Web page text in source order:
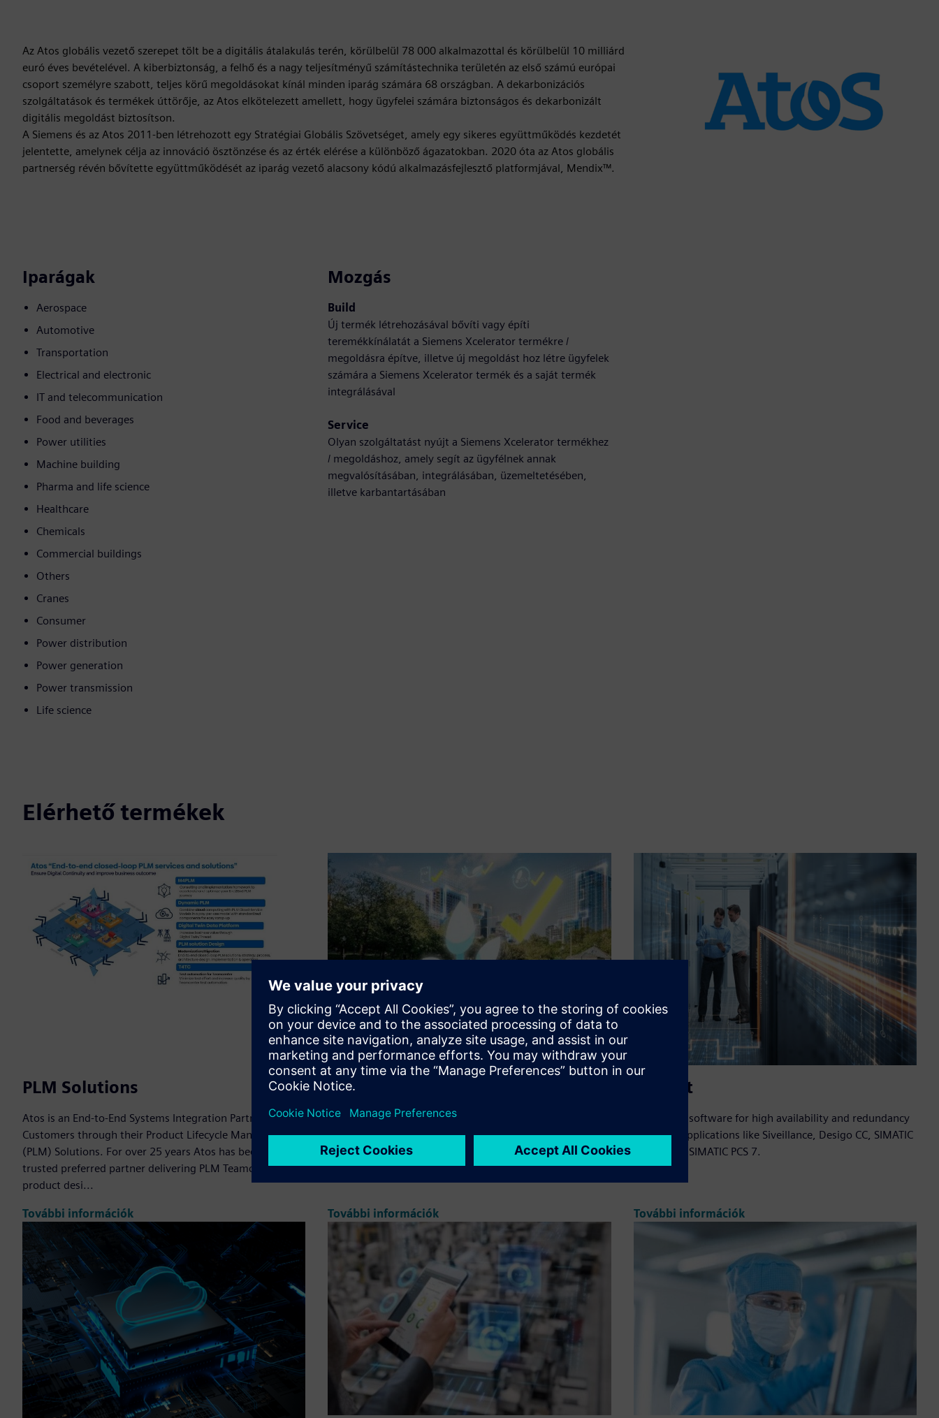
Az Atos globális vezető szerepet tölt be a digitális átalakulás terén, körülbelül 78 000 alkalmazottal és körülbelül 10 milliárd
euró éves bevételével. A kiberbiztonság, a felhő és a nagy teljesítményű számítástechnika területén az első számú európai
csoport személyre szabott, teljes körű megoldásokat kínál minden iparág számára 68 országban. A dekarbonizációs
szolgáltatások és termékek úttörője, az Atos elkötelezett amellett, hogy ügyfelei számára biztonságos és dekarbonizált
digitális megoldást biztosítson.
A Siemens és az Atos 2011-ben létrehozott egy Stratégiai Globális Szövetséget, amely egy sikeres együttműködés kezdetét
jelentette, amelynek célja az innováció ösztönzése és az érték elérése a különböző ágazatokban. 2020 óta az Atos globális
partnerség révén bővítette együttműködését az iparág vezető alacsony kódú alkalmazásfejlesztő platformjával, Mendix™.
Iparágak
Aerospace
Automotive
Transportation
Electrical and electronic
IT and telecommunication
Food and beverages
Power utilities
Machine building
Pharma and life science
Healthcare
Chemicals
Commercial buildings
Others
Cranes
Consumer
Power distribution
Power generation
Power transmission
Life science
Mozgás
Build
Új termék létrehozásával bővíti vagy építi
teremékkínálatát a Siemens Xcelerator termékre /
megoldásra építve, illetve új megoldást hoz létre ügyfelek
számára a Siemens Xcelerator termék és a saját termék
integrálásával
Service
Olyan szolgáltatást nyújt a Siemens Xcelerator termékhez
/ megoldáshoz, amely segít az ügyfélnek annak
megvalósításában, integrálásában, üzemeltetésében,
illetve karbantartásában
Elérhető termékek
PLM Solutions
Atos is an End-to-End Systems Integration Partner guiding
Customers through their Product Lifecycle Management
(PLM) Solutions. For over 25 years Atos has been a
trusted preferred partner delivering PLM Teamcenter for
product desi...
További információk
Energy Efficiency portal
energy consumption to measure energy efficiency.
További információk
SafeKit
SafeKit is a software for high availability and redundancy
of critical applications like Siveillance, Desigo CC, SIMATIC
WinCC and SIMATIC PCS 7.
További információk